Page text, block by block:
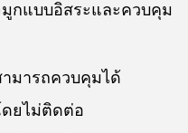
กแบบอิสระและควบคุม
มารถควบคุมได้
ยไม่ติดต่อ